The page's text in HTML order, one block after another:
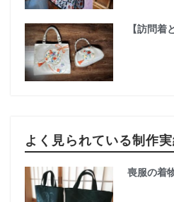
【訪問着
よく見られている制作
喪服の着